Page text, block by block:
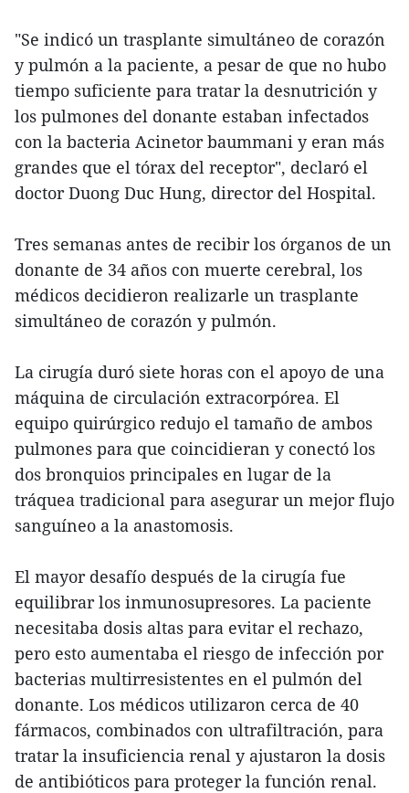
"Se indicó un trasplante simultáneo de corazón
y pulmón a la paciente, a pesar de que no hubo
tiempo suficiente para tratar la desnutrición y
los pulmones del donante estaban infectados
con la bacteria Acinetor baummani y eran más
grandes que el tórax del receptor", declaró el
doctor Duong Duc Hung, director del Hospital.
Tres semanas antes de recibir los órganos de un
donante de 34 años con muerte cerebral, los
médicos decidieron realizarle un trasplante
simultáneo de corazón y pulmón.
La cirugía duró siete horas con el apoyo de una
máquina de circulación extracorpórea. El
equipo quirúrgico redujo el tamaño de ambos
pulmones para que coincidieran y conectó los
dos bronquios principales en lugar de la
tráquea tradicional para asegurar un mejor flujo
sanguíneo a la anastomosis.
El mayor desafío después de la cirugía fue
equilibrar los inmunosupresores. La paciente
necesitaba dosis altas para evitar el rechazo,
pero esto aumentaba el riesgo de infección por
bacterias multirresistentes en el pulmón del
donante. Los médicos utilizaron cerca de 40
fármacos, combinados con ultrafiltración, para
tratar la insuficiencia renal y ajustaron la dosis
de antibióticos para proteger la función renal.